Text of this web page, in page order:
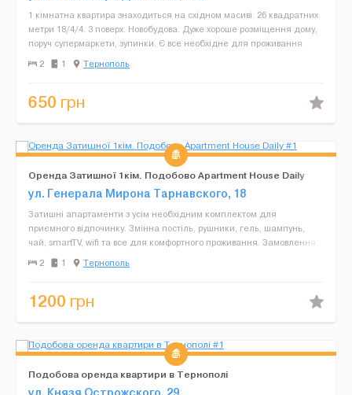
1 кімнатна квартира знаходиться на східном масиві. 26 квадратних
метри 18/4/4. 3 поверх. Новобудова. Дуже хороше розміщення дому,
поруч супермаркети, зупинки. Є все необхідне для проживання.
Кухонні приналежності: мікрохвильова пі...
2 1 Тернополь
650 грн
Оренда Затишної 1кім. Подобово Apartment House Daily
ул. Генерала Мирона Тарнавского, 18
Затишні апартаменти з усім необхідним комплектом для
приємного відпочинку. Змінна постіль, рушники, гель, шампунь,
чай, smartTV, wifi та все для комфортного проживання. Замовлення
приймаються з 9 по 22 год. Бронювання здійснюєт...
2 1 Тернополь
1200 грн
Подобова оренда квартири в Тернополі